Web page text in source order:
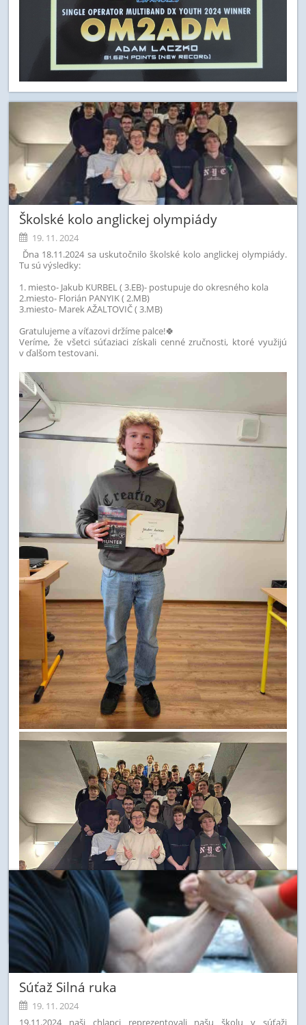
Školské kolo anglickej olympiády
19. 11. 2024
Ďna 18.11.2024 sa uskutočnilo školské kolo anglickej olympiády.
Tu sú výsledky:
1. miesto- Jakub KURBEL ( 3.EB)- postupuje do okresného kola
2.miesto- Florián PANYIK ( 2.MB)
3.miesto- Marek AŽALTOVIČ ( 3.MB)
Gratulujeme a víťazovi držíme palce!🍀
Veríme, že všetci súťaziaci získali cenné zručnosti, ktoré využijú
v ďalšom testovani.
Súťaž Silná ruka
19. 11. 2024
19.11.2024 naši chlapci reprezentovali našu školu v súťaži